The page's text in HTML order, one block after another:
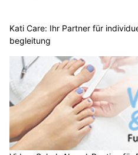
Kati Care: Ihr Partner für
begleitung